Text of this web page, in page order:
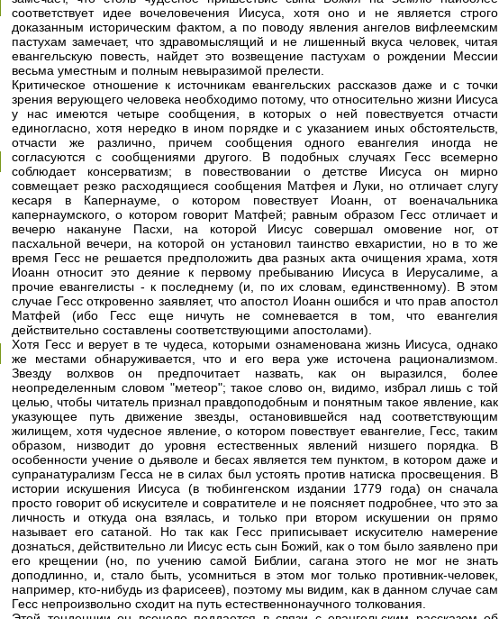
соответствует идее вочеловечения Иисуса, хотя оно и не является строго
доказанным историческим фактом, а по поводу явления ангелов вифлеемским
пастухам замечает, что здравомыслящий и не лишенный вкуса человек, читая
евангельскую повесть, найдет это возвещение пастухам о рождении Мессии
весьма уместным и полным невыразимой прелести.
Критическое отношение к источникам евангельских рассказов даже и с точки
зрения верующего человека необходимо потому, что относительно жизни Иисуса
у нас имеются четыре сообщения, в которых о ней повествуется отчасти
единогласно, хотя нередко в ином порядке и с указанием иных обстоятельств,
отчасти же различно, причем сообщения одного евангелия иногда не
согласуются с сообщениями другого. В подобных случаях Гесс всемерно
соблюдает консерватизм; в повествовании о детстве Иисуса он мирно
совмещает резко расходящиеся сообщения Матфея и Луки, но отличает слугу
кесаря в Капернауме, о котором повествует Иоанн, от военачальника
капернаумского, о котором говорит Матфей; равным образом Гесс отличает и
вечерю накануне Пасхи, на которой Иисус совершал омовение ног, от
пасхальной вечери, на которой он установил таинство евхаристии, но в то же
время Гесс не решается предположить два разных акта очищения храма, хотя
Иоанн относит это деяние к первому пребыванию Иисуса в Иерусалиме, а
прочие евангелисты - к последнему (и, по их словам, единственному). В этом
случае Гесс откровенно заявляет, что апостол Иоанн ошибся и что прав апостол
Матфей (ибо Гесс еще ничуть не сомневается в том, что евангелия
действительно составлены соответствующими апостолами).
Хотя Гесс и верует в те чудеса, которыми ознаменована жизнь Иисуса, однако
же местами обнаруживается, что и его вера уже источена рационализмом.
Звезду волхвов он предпочитает назвать, как он выразился, более
неопределенным словом "метеор"; такое слово он, видимо, избрал лишь с той
целью, чтобы читатель признал правдоподобным и понятным такое явление, как
указующее путь движение звезды, остановившейся над соответствующим
жилищем, хотя чудесное явление, о котором повествует евангелие, Гесс, таким
образом, низводит до уровня естественных явлений низшего порядка. В
особенности учение о дьяволе и бесах является тем пунктом, в котором даже и
супранатурализм Гесса не в силах был устоять против натиска просвещения. В
истории искушения Иисуса (в тюбингенском издании 1779 года) он сначала
просто говорит об искусителе и совратителе и не поясняет подробнее, что это за
личность и откуда она взялась, и только при втором искушении он прямо
называет его сатаной. Но так как Гесс приписывает искусителю намерение
дознаться, действительно ли Иисус есть сын Божий, как о том было заявлено при
его крещении (но, по учению самой Библии, сагана этого не мог не знать
доподлинно, и, стало быть, усомниться в этом мог только противник-человек,
например, кто-нибудь из фарисеев), поэтому мы видим, как в данном случае сам
Гесс непроизвольно сходит на путь естественнонаучного толкования.